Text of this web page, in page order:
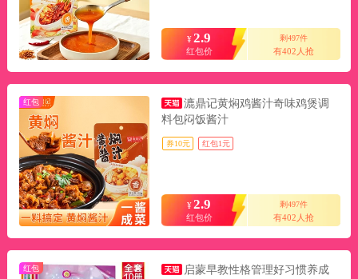
¥2.9
红包价
剩497件
有402人抢
红包
漉鼎记黄焖鸡酱汁奇味鸡煲调
料包闷饭酱汁
券10元 红包1元
¥2.9
红包价
剩497件
有402人抢
红包
启蒙早教性格管理好习惯养成